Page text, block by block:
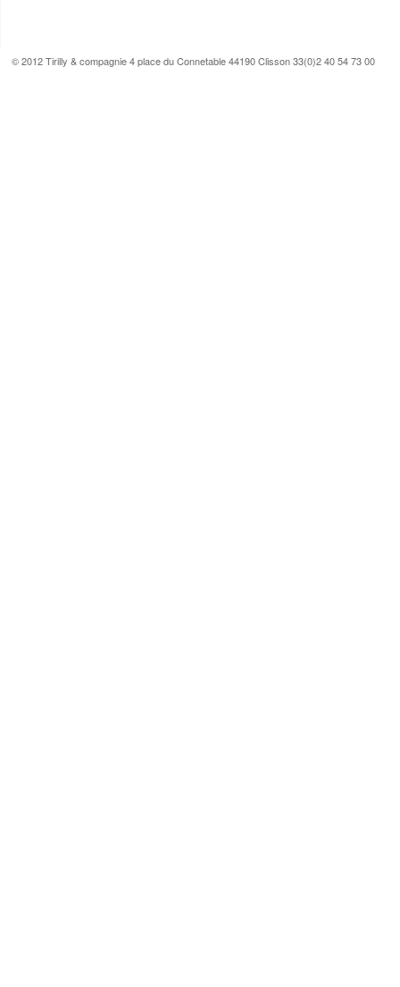
© 2012 Tirilly & compagnie 4 place du Connetable 44190 Clisson 33(0)2 40 54 73 00